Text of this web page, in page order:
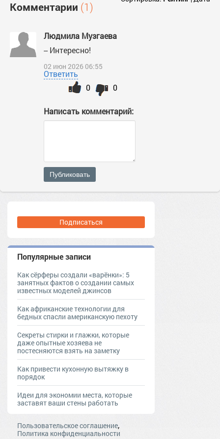
Комментарии (1)
Людмила Музгаева
-- Интересно!
02 июн 2026 06:55
Ответить
0
0
Написать комментарий:
Публиковать
Подписаться
Популярные записи
Как сёрферы создали «варёнки»: 5
занятных фактов о создании самых
известных моделей джинсов
Как африканские технологии для
бедных спасли американскую пехоту
Секреты стирки и глажки, которые
даже опытные хозяева не
постесняются взять на заметку
Как привести кухонную вытяжку в
порядок
Идеи для экономии места, которые
заставят ваши стены работать
Пользовательское соглашение,
Политика конфиденциальности